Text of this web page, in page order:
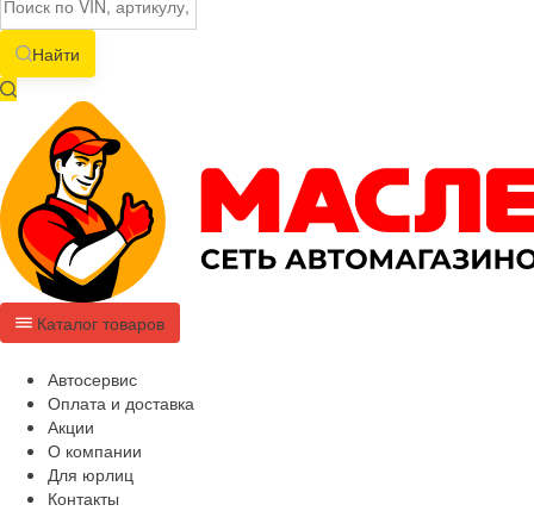
Найти
Каталог товаров
Автосервис
Оплата и доставка
Акции
О компании
Для юрлиц
Контакты